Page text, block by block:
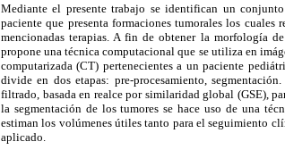
Mediante el presente trabajo se identifican un
paciente que presenta formaciones tumorales los
mencionadas terapias. A fin de obtener la morfología
propone una técnica computacional que se utiliza en
computarizada (CT) pertenecientes a un paciente
divide en dos etapas: pre-procesamiento,
filtrado, basada en realce por similaridad global (GSE),
la segmentación de los tumores se hace uso de una
estiman los volúmenes útiles tanto para el seguimiento
aplicado.